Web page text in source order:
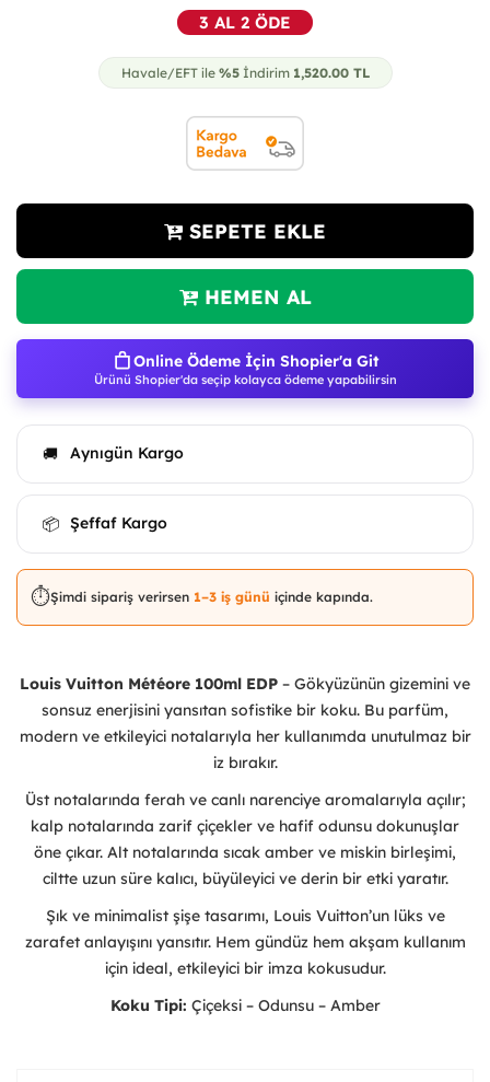
3 AL 2 ÖDE
Havale/EFT ile %5İndirim 1,520.00TL
SEPETE EKLE
HEMEN AL
Online Ödeme İçin Shopier'a Git
Ürünü Shopier'da seçip kolayca ödeme yapabilirsin
🚚 Aynıgün Kargo
📦 Şeffaf Kargo
⏱️Şimdi sipariş verirsen 1–3 iş günü içinde kapında.
Louis Vuitton Météore 100ml EDP – Gökyüzünün gizemini ve
sonsuz enerjisini yansıtan sofistike bir koku. Bu parfüm,
modern ve etkileyici notalarıyla her kullanımda unutulmaz bir
iz bırakır.
Üst notalarında ferah ve canlı narenciye aromalarıyla açılır;
kalp notalarında zarif çiçekler ve hafif odunsu dokunuşlar
öne çıkar. Alt notalarında sıcak amber ve miskin birleşimi,
ciltte uzun süre kalıcı, büyüleyici ve derin bir etki yaratır.
Şık ve minimalist şişe tasarımı, Louis Vuitton’un lüks ve
zarafet anlayışını yansıtır. Hem gündüz hem akşam kullanım
için ideal, etkileyici bir imza kokusudur.
Koku Tipi: Çiçeksi – Odunsu – Amber